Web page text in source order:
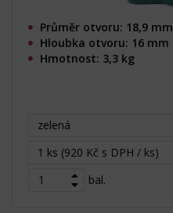
Průměr otvoru: 18,9 mm
Hloubka otvoru: 16 mm
Hmotnost: 3,3 kg
zelená
1 ks (920 Kč s DPH / ks)
bal.